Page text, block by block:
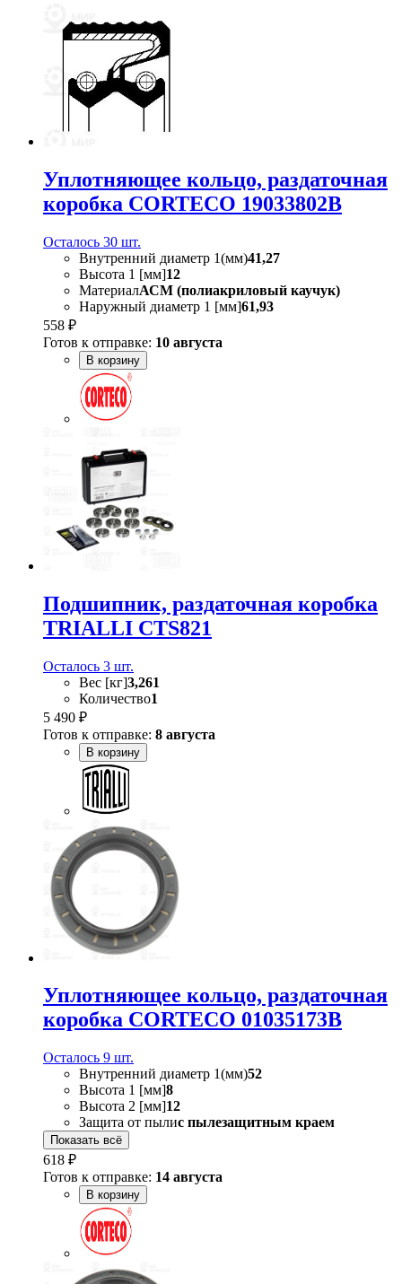
Уплотняющее кольцо, раздаточная
коробка CORTECO 19033802B
Осталось 30 шт.
Внутренний диаметр 1(мм)41,27
Высота 1 [мм]12
МатериалАСМ (полиакриловый каучук)
Наружный диаметр 1 [мм]61,93
558 ₽
Готов к отправке: 10 августа
В корзину
Подшипник, раздаточная коробка
TRIALLI CTS821
Осталось 3 шт.
Вес [кг]3,261
Количество1
5 490 ₽
Готов к отправке: 8 августа
В корзину
Уплотняющее кольцо, раздаточная
коробка CORTECO 01035173B
Осталось 9 шт.
Внутренний диаметр 1(мм)52
Высота 1 [мм]8
Высота 2 [мм]12
Защита от пылис пылезащитным краем
Показать всё
618 ₽
Готов к отправке: 14 августа
В корзину